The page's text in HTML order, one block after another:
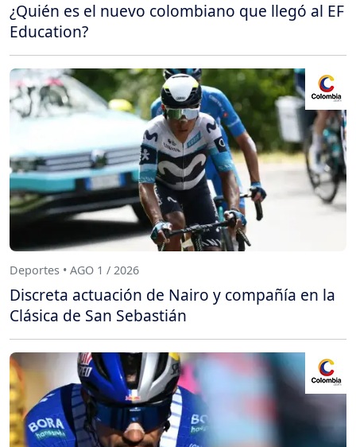
¿Quién es el nuevo colombiano que llegó al EF
Education?
Deportes • AGO 1 / 2026
Discreta actuación de Nairo y compañía en la
Clásica de San Sebastián